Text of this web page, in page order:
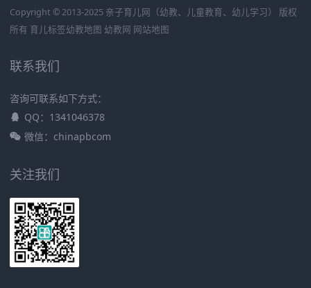
Copyright © 2013-2025 亲子育儿网（幼教、儿童教育、幼儿学习） 版权
所有 育儿标签幼教地图 幼教网 网站地图
联系我们
咨询可联系如下方式：
QQ：1341046378
微信：chinapbcom
关注我们